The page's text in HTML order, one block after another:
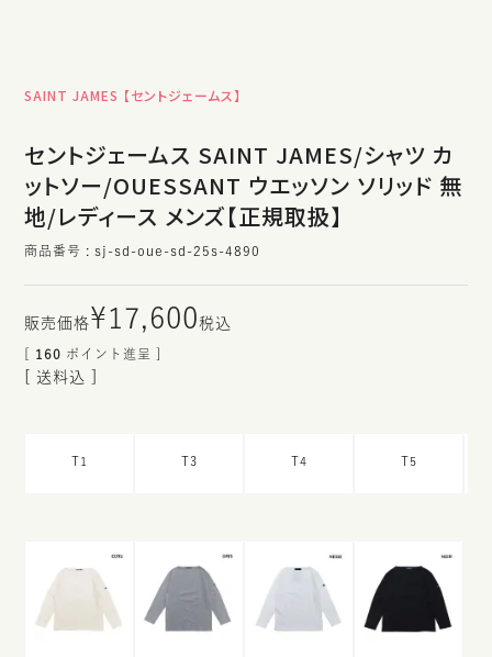
SAINT JAMES 【セントジェームス】
セントジェームス SAINT JAMES/シャツ カ
ットソー/OUESSANT ウエッソン ソリッド 無
地/レディース メンズ【正規取扱】
商品番号 sj-sd-oue-sd-25s-4890
¥17,600税込
160 ポイント進呈 ]
送料込
T1 T3 T4 T5